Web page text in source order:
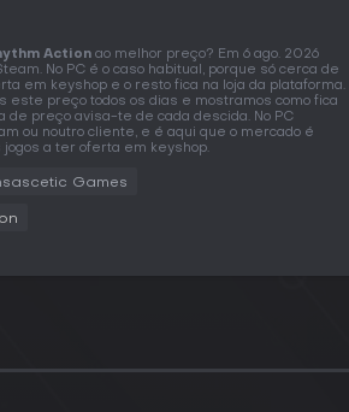
Action ao melhor preço? Em 6 ago. 2026
No PC é o caso habitual, porque só cerca de
em keyshop e o resto fica na loja da plataforma.
este preço todos os dias e mostramos como fica
preço avisa-te de cada descida. No PC
ou noutro cliente, e é aqui que o mercado é
a ter oferta em keyshop.
Games